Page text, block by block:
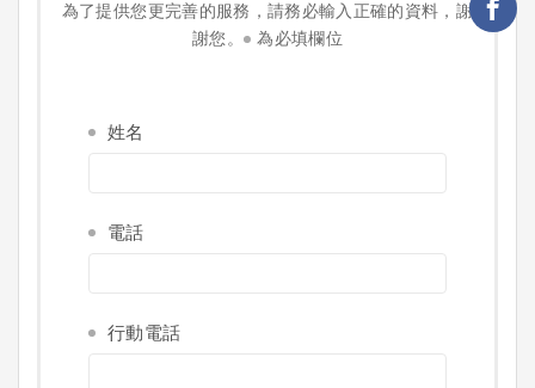
為了提供您更完善的服務，請務必輸入正確的資料，謝
謝您。
為必填欄位
姓名
電話
行動電話